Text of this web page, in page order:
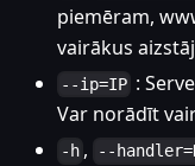
piemēram,
vairākus
--ip=IP :
Var norādīt
-h , --